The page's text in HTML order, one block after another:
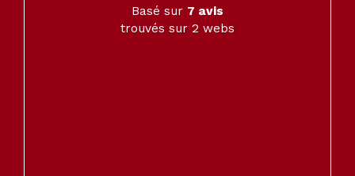
Basé sur 7 avis
trouvés sur 2 webs